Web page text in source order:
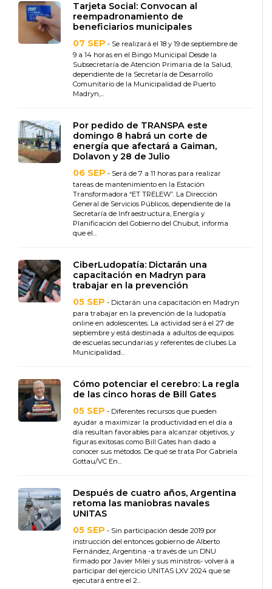
Tarjeta Social: Convocan al
reempadronamiento de
beneficiarios municipales
07 SEP - Se realizará el 18 y 19 de septiembre de
9 a 14 horas en el Bingo Municipal Desde la
Subsecretaría de Atención Primaria de la Salud,
dependiente de la Secretaría de Desarrollo
Comunitario de la Municipalidad de Puerto
Madryn,...
Por pedido de TRANSPA este
domingo 8 habrá un corte de
energía que afectará a Gaiman,
Dolavon y 28 de Julio
06 SEP - Será de 7 a 11 horas para realizar
tareas de mantenimiento en la Estación
Transformadora “ET TRELEW”. La Dirección
General de Servicios Públicos, dependiente de la
Secretaría de Infraestructura, Energía y
Planificación del Gobierno del Chubut, informa
que el...
CiberLudopatía: Dictarán una
capacitación en Madryn para
trabajar en la prevención
05 SEP - Dictarán una capacitación en Madryn
para trabajar en la prevención de la ludopatía
online en adolescentes. La actividad será el 27 de
septiembre y está destinada a adultos de equipos
de escuelas secundarias y referentes de clubes La
Municipalidad...
Cómo potenciar el cerebro: La regla
de las cinco horas de Bill Gates
05 SEP - Diferentes recursos que pueden
ayudar a maximizar la productividad en el día a
día resultan favorables para alcanzar objetivos, y
figuras exitosas como Bill Gates han dado a
conocer sus métodos. De qué se trata Por Gabriela
Gottau/VC En...
Después de cuatro años, Argentina
retoma las maniobras navales
UNITAS
05 SEP - Sin participación desde 2019 por
instrucción del entonces gobierno de Alberto
Fernández, Argentina -a través de un DNU
firmado por Javier Milei y sus ministros- volverá a
participar del ejercicio UNITAS LXV 2024 que se
ejecutará entre el 2...